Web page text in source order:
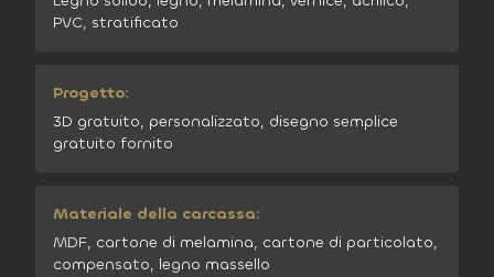
PVC, stratificato
Progetto:
3D gratuito, personalizzato, disegno semplice
gratuito fornito
Materiale della carcassa:
MDF, cartone di melamina, cartone di particolato,
compensato, legno massello